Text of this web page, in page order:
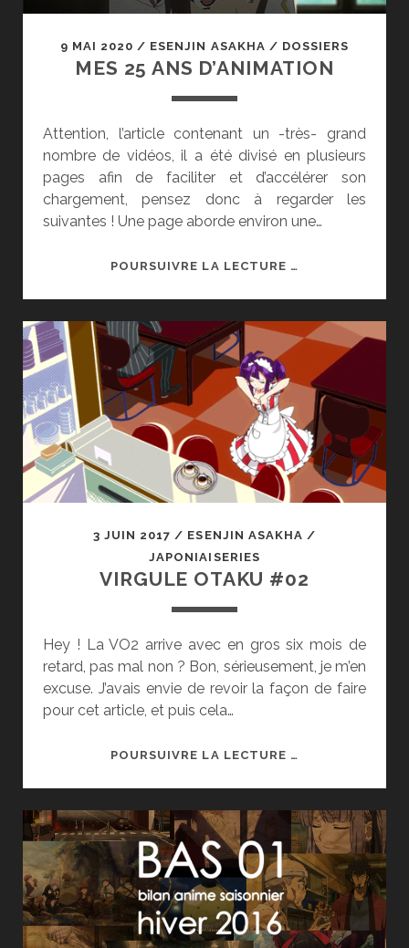
9 MAI 2020 / ESENJIN ASAKHA / DOSSIERS
MES 25 ANS D’ANIMATION
Attention, l’article contenant un -très- grand
nombre de vidéos, il a été divisé en plusieurs
pages afin de faciliter et d’accélérer son
chargement, pensez donc à regarder les
suivantes ! Une page aborde environ une…
POURSUIVRE LA LECTURE …
D’ANIMATION
3 JUIN 2017 / ESENJIN ASAKHA /
JAPONIAISERIES
VIRGULE OTAKU #02
Hey ! La VO2 arrive avec en gros six mois de
retard, pas mal non ? Bon, sérieusement, je m’en
excuse. J’avais envie de revoir la façon de faire
pour cet article, et puis cela…
POURSUIVRE LA LECTURE …